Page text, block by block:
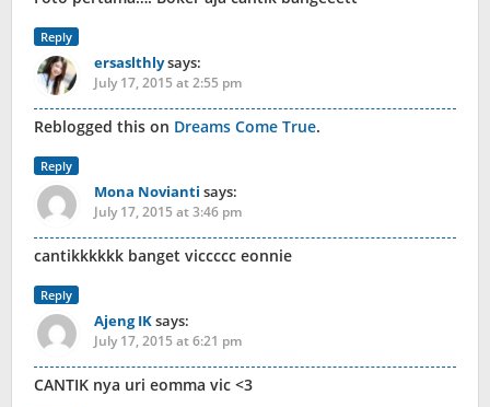
Reply
ersaslthlysays:
July 17, 2015 at 2:55 pm
Reblogged this on Dreams Come True.
Reply
Mona Novianti says:
July 17, 2015 at 3:46 pm
cantikkkkkk banget viccccc eonnie
Reply
Ajeng IKsays:
July 17, 2015 at 6:21 pm
CANTIK nya uri eomma vic <3